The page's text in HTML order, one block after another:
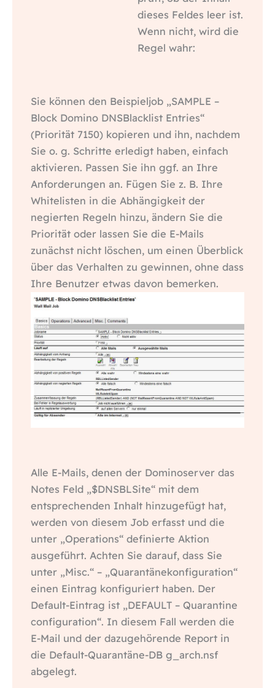
dieses Feldes leer ist.
Wenn nicht, wird die
Regel wahr:
Sie können den Beispieljob „SAMPLE –
Block Domino DNSBlacklist Entries“
(Priorität 7150) kopieren und ihn, nachdem
Sie o. g. Schritte erledigt haben, einfach
aktivieren. Passen Sie ihn ggf. an Ihre
Anforderungen an. Fügen Sie z. B. Ihre
Whitelisten in die Abhängigkeit der
negierten Regeln hinzu, ändern Sie die
Priorität oder lassen Sie die E-Mails
zunächst nicht löschen, um einen Überblick
über das Verhalten zu gewinnen, ohne dass
Ihre Benutzer etwas davon bemerken.
Alle E-Mails, denen der Dominoserver das
Notes Feld „$DNSBLSite“ mit dem
entsprechenden Inhalt hinzugefügt hat,
werden von diesem Job erfasst und die
unter „Operations“ definierte Aktion
ausgeführt. Achten Sie darauf, dass Sie
unter „Misc.“ – „Quarantänekonfiguration“
einen Eintrag konfiguriert haben. Der
Default-Eintrag ist „DEFAULT – Quarantine
configuration“. In diesem Fall werden die
E-Mail und der dazugehörende Report in
die Default-Quarantäne-DB g_arch.nsf
abgelegt.